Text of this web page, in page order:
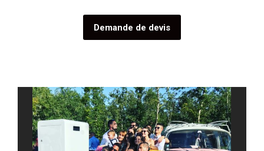
Demande de devis